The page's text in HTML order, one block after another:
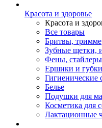
Красота и здоровье
Красота и
Все товары
Бритвы,
Зубные щетки,
Фены, стайлеры
Ершики и губки
Гигиенические
Белье
Подушки для
Косметика для
Лактационные